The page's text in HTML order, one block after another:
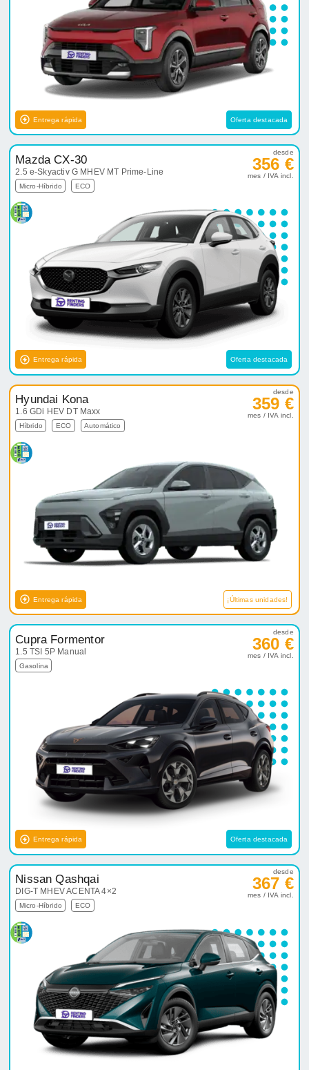
Entrega rápida Oferta destacada
Mazda CX-30
2.5 e-Skyactiv G MHEV MT Prime-Line
Micro-Híbrido ECO
desde
356 €
mes / IVA incl.
Entrega rápida Oferta destacada
Hyundai Kona
1.6 GDi HEV DT Maxx
Híbrido ECO Automático
desde
359 €
mes / IVA incl.
Entrega rápida ¡Últimas unidades!
Cupra Formentor
1.5 TSI 5P Manual
Gasolina
desde
360 €
mes / IVA incl.
Entrega rápida Oferta destacada
Nissan Qashqai
DIG-T MHEV ACENTA 4×2
Micro-Híbrido ECO
desde
367 €
mes / IVA incl.